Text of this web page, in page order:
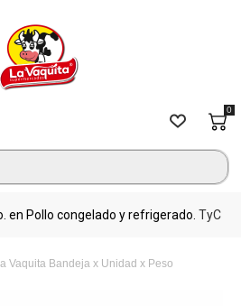
0
en Pollo congelado y refrigerado. TyC
Vaquita Bandeja x Unidad x Peso